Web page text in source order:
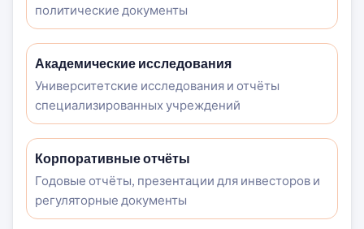
политические документы
Академические исследования
Университетские исследования и отчёты
специализированных учреждений
Корпоративные отчёты
Годовые отчёты, презентации для инвесторов и
регуляторные документы